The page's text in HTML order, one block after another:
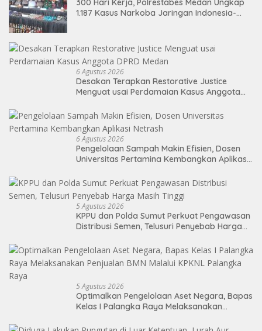
1.187 Kasus Narkoba Jaringan Indonesia-
6 Agustus 2026
Desakan Terapkan Restorative Justice
Menguat usai Perdamaian Kasus Anggota
6 Agustus 2026
Pengelolaan Sampah Makin Efisien, Dosen
Universitas Pertamina Kembangkan Aplikasi
5 Agustus 2026
KPPU dan Polda Sumut Perkuat Pengawasan
Distribusi Semen, Telusuri Penyebab Harga
5 Agustus 2026
Optimalkan Pengelolaan Aset Negara, Bapas
Kelas I Palangka Raya Melaksanakan